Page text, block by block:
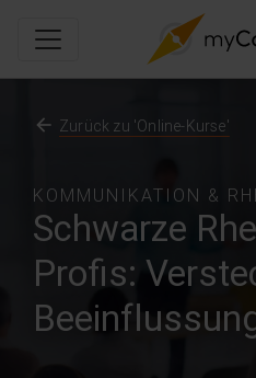
KOMMUNIKATION &
Schwarze
Profis:
Zurück zu 'Online-Kurse'